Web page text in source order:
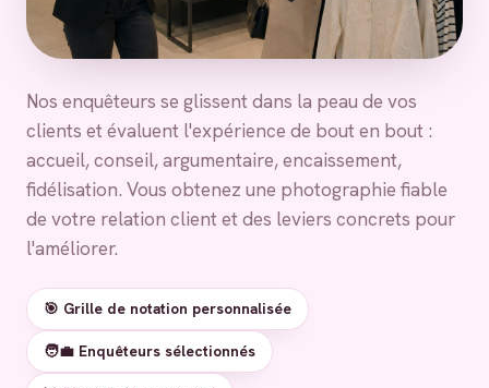
Nos enquêteurs se glissent dans la peau de vos
clients et évaluent l'expérience de bout en bout :
accueil, conseil, argumentaire, encaissement,
fidélisation. Vous obtenez une photographie fiable
de votre relation client et des leviers concrets pour
l'améliorer.
🎯 Grille de notation personnalisée
🧑‍💼 Enquêteurs sélectionnés